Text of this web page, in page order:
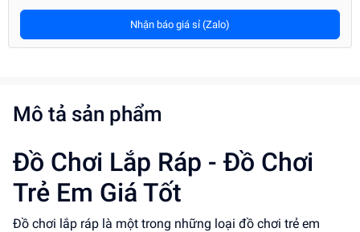
Nhận báo giá sỉ (Zalo)
Mô tả sản phẩm
Đồ Chơi Lắp Ráp - Đồ Chơi
Trẻ Em Giá Tốt
Đồ chơi lắp ráp là một trong những loại đồ chơi trẻ em